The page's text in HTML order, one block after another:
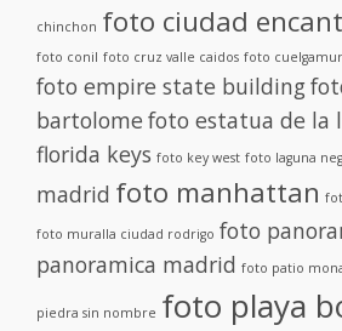
chinchon foto ciudad
foto conil foto cruz valle caidos foto
foto empire state building
bartolomefoto estatua de la
florida keys foto key west foto laguna
madrid foto manhattan
foto muralla ciudad rodrigo foto
panoramica madrid foto patio
piedra sin nombre foto playa